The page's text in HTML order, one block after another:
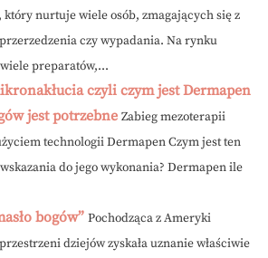
który nurtuje wiele osób, zmagających się z
czy wypadania. Na rynku
preparatów,...
czyli czym jest Dermapen
jest potrzebne Zabieg mezoterapii
technologii Dermapen Czym jest ten
do jego wykonania? Dermapen ile
bogów” Pochodząca z Ameryki
dziejów zyskała uznanie właściwie